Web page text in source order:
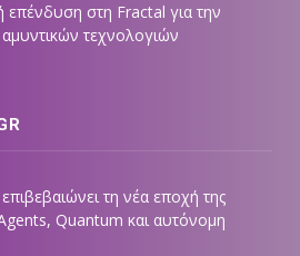
επένδυση στη Fractal για την
τεχνολογιών
τη νέα εποχή της
Quantum και αυτόνομη